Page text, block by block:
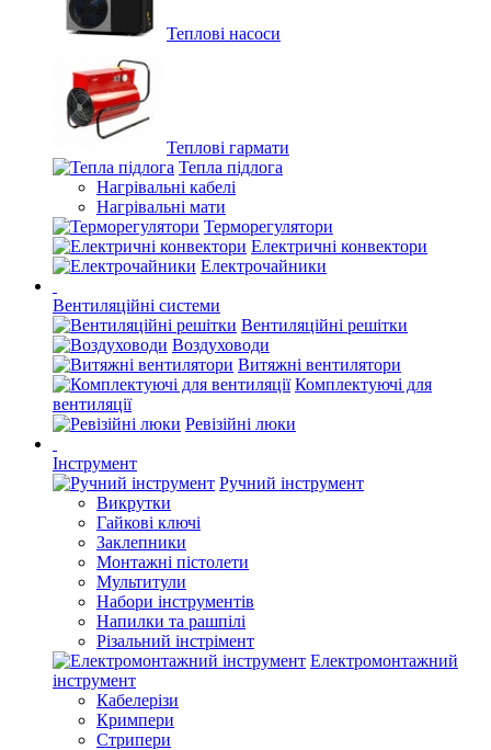
Теплові насоси
Теплові гармати
Тепла підлога
Нагрівальні кабелі
Нагрівальні мати
Терморегулятори
Електричні конвектори
Електрочайники
Вентиляційні системи
Вентиляційні решітки
Воздуховоди
Витяжні вентилятори
Комплектуючі для
вентиляції
Ревізійні люки
Інструмент
Ручний інструмент
Викрутки
Гайкові ключі
Заклепники
Монтажні пістолети
Мультитули
Набори інструментів
Напилки та рашпілі
Різальний інстрімент
Електромонтажний
інструмент
Кабелерізи
Кримпери
Стрипери